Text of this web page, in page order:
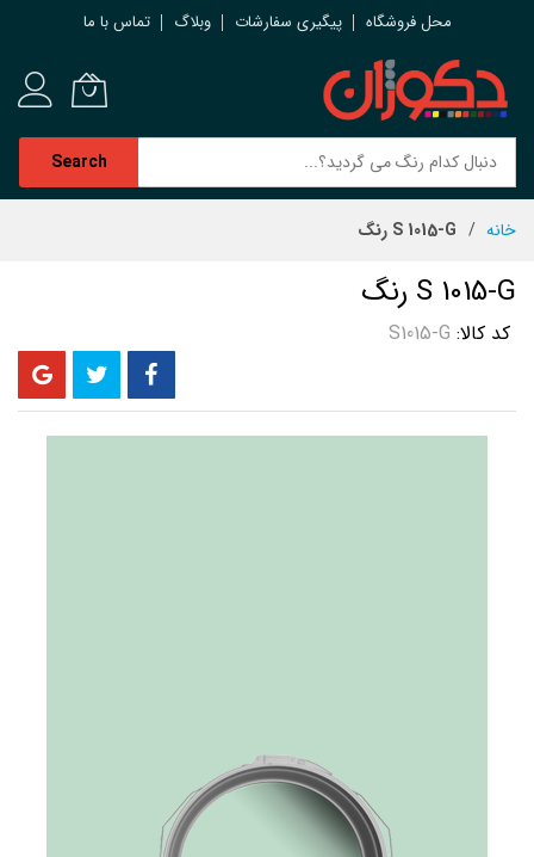
محل فروشگاه پیگیری سفارشات وبلاگ تماس با ما
Search
خانه S 1015-G رنگ
S 1015-G رنگ
کد کالا S1015-G